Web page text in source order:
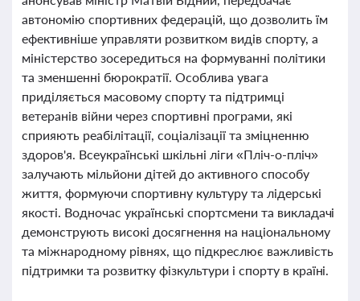
автономію спортивних федерацій, що дозволить їм
ефективніше управляти розвитком видів спорту, а
міністерство зосередиться на формуванні політики
та зменшенні бюрократії. Особлива увага
приділяється масовому спорту та підтримці
ветеранів війни через спортивні програми, які
сприяють реабілітації, соціалізації та зміцненню
здоров'я. Всеукраїнські шкільні ліги «Пліч-о-пліч»
залучають мільйони дітей до активного способу
життя, формуючи спортивну культуру та лідерські
якості. Водночас українські спортсмени та викладачі
демонструють високі досягнення на національному
та міжнародному рівнях, що підкреслює важливість
підтримки та розвитку фізкультури і спорту в країні.